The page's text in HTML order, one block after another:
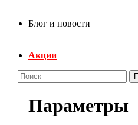
Блог и новости
Акции
Параметры